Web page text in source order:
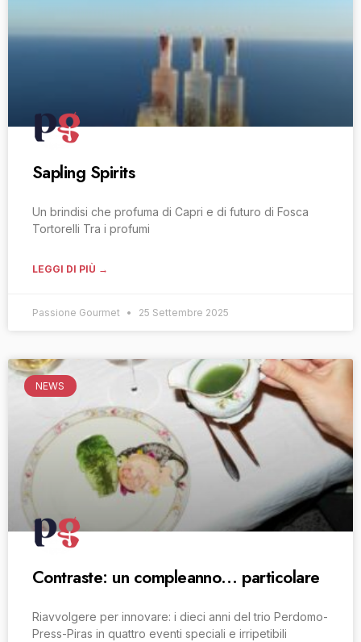
Sapling Spirits
Un brindisi che profuma di Capri e di futuro di Fosca
Tortorelli Tra i profumi
LEGGI DI PIÙ →
Passione Gourmet 25 Settembre 2025
NEWS
Contraste: un compleanno… particolare
Riavvolgere per innovare: i dieci anni del trio Perdomo-
Press-Piras in quattro eventi speciali e irripetibili